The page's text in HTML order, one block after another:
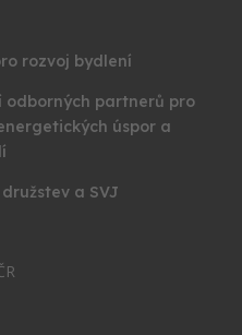
rozvoj bydlení
odborných partnerů pro
úspor a
a SVJ